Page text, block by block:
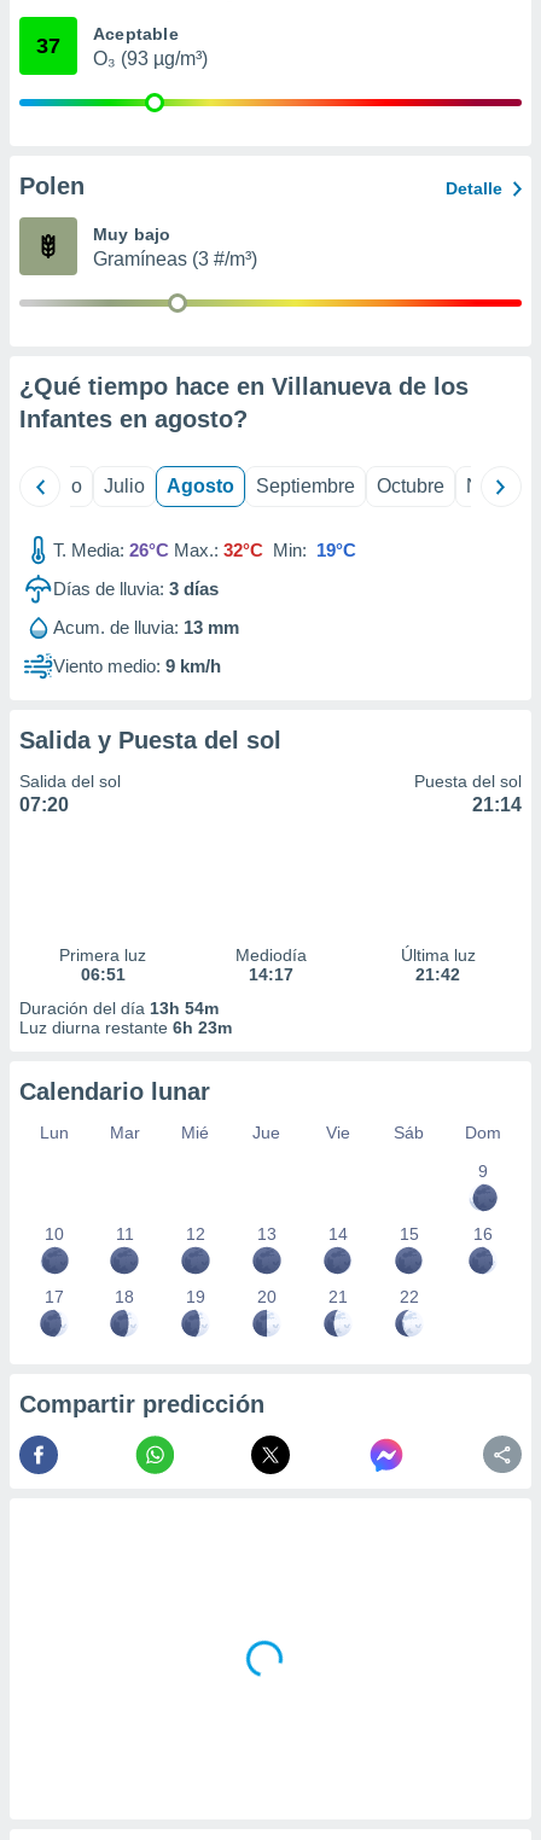
e
publicidad
1199
37 Aceptable
O₃ (93 µg/m³)
Polen Detalle
Muy bajo
Gramíneas (3 #/m³)
¿Qué tiempo hace en Villanueva de los
Infantes en agosto?
Junio Julio Agosto Septiembre Octubre
T. Media: 26°C Max.: 32°C Min: 19°C
Días de lluvia: 3 días
Acum. de lluvia: 13 mm
Viento medio: 9 km/h
Salida y Puesta del sol
Salida del sol
07:20
Puesta del sol
21:14
Primera luz
06:51
Mediodía
14:17
Última luz
21:42
Duración del día 13h 54m
Luz diurna restante 6h 23m
Calendario lunar
Lun Mar Mié Jue Vie Sáb
Dom
9
10 11 12 13 14 15 16
17 18 19 20 21 22
Compartir predicción